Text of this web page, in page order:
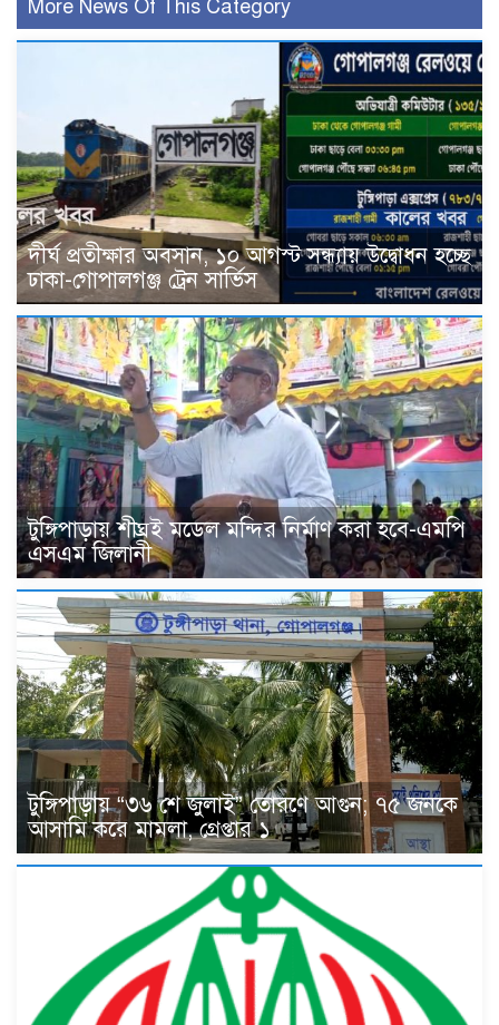
More News Of This Category
দীর্ঘ প্রতীক্ষার অবসান, ১০ আগস্ট সন্ধ্যায় উদ্বোধন হচ্ছে
ঢাকা-গোপালগঞ্জ ট্রেন সার্ভিস
টুঙ্গিপাড়ায় শীঘ্রই মডেল মন্দির নির্মাণ করা হবে-এমপি
এসএম জিলানী
টুঙ্গিপাড়ায় “৩৬ শে জুলাই” তোরণে আগুন; ৭৫ জনকে
আসামি করে মামলা, গ্রেপ্তার ১